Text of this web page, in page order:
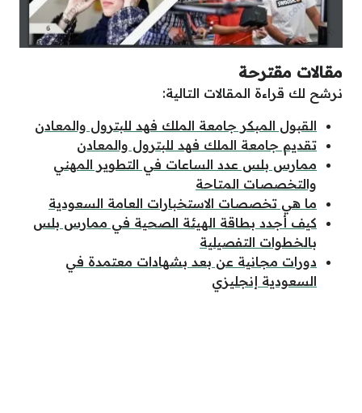
مقالات مقترحة
نرشح لك قراءة المقالات التالية:
القبول المبكر جامعة الملك فهد للبترول والمعادن
تقديم جامعة الملك فهد للبترول والمعادن
ممارس بلس عدد الساعات في التطوير المهني
والتخصصات المتاحة
ما هي تخصصات الاستخبارات العامة السعودية
كيف أجدد بطاقة الهيئة الصحية في ممارس بلس
بالخطوات التفصيلية
دورات مجانية عن بعد بشهادات معتمدة في
السعودية إنجليزي